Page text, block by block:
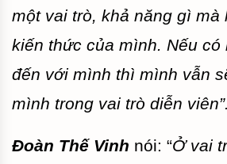
một vai trò, khả năng gì mà
kiến thức của mình. Nếu có
đến với mình thì mình vẫn
mình trong vai trò diễn viên”.
Đoàn Thế Vinh nói: “Ở vai